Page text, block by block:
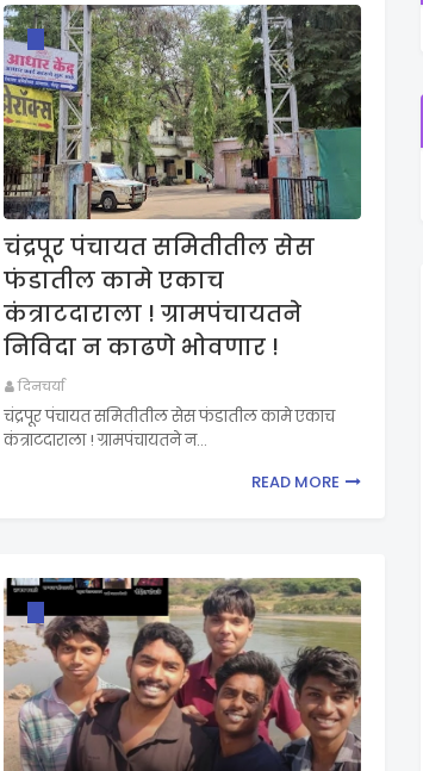
चंद्रपूर पंचायत समितीतील सेस
फंडातील कामे एकाच
कंत्राटदाराला ! ग्रामपंचायतने
निविदा न काढणे भोवणार !
दिनचर्या
चंद्रपूर पंचायत समितीतील सेस फंडातील कामे एकाच
कंत्राटदाराला ! ग्रामपंचायतने न…
READ MORE